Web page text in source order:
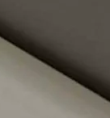
Les résidus de
doivent être jetés;
Peut tâcher
Peut tâcher